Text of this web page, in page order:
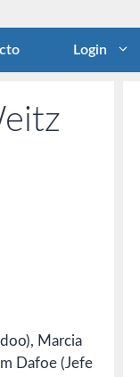
Login
Marcia
Dafoe (Jefe